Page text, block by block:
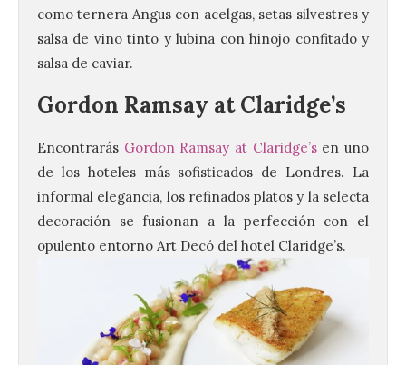
como ternera Angus con acelgas, setas silvestres y
salsa de vino tinto y lubina con hinojo confitado y
salsa de caviar.
Gordon Ramsay at Claridge’s
Encontrarás Gordon Ramsay at Claridge’sen uno
de los hoteles más sofisticados de Londres. La
informal elegancia, los refinados platos y la selecta
decoración se fusionan a la perfección con el
opulento entorno Art Decó del hotel Claridge’s.